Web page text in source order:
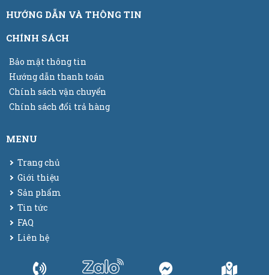
HƯỚNG DẪN VÀ THÔNG TIN
CHÍNH SÁCH
Bảo mật thông tin
Hướng dẫn thanh toán
Chính sách vận chuyển
Chính sách đổi trả hàng
MENU
Trang chủ
Giới thiệu
Sản phẩm
Tin tức
FAQ
Liên hệ